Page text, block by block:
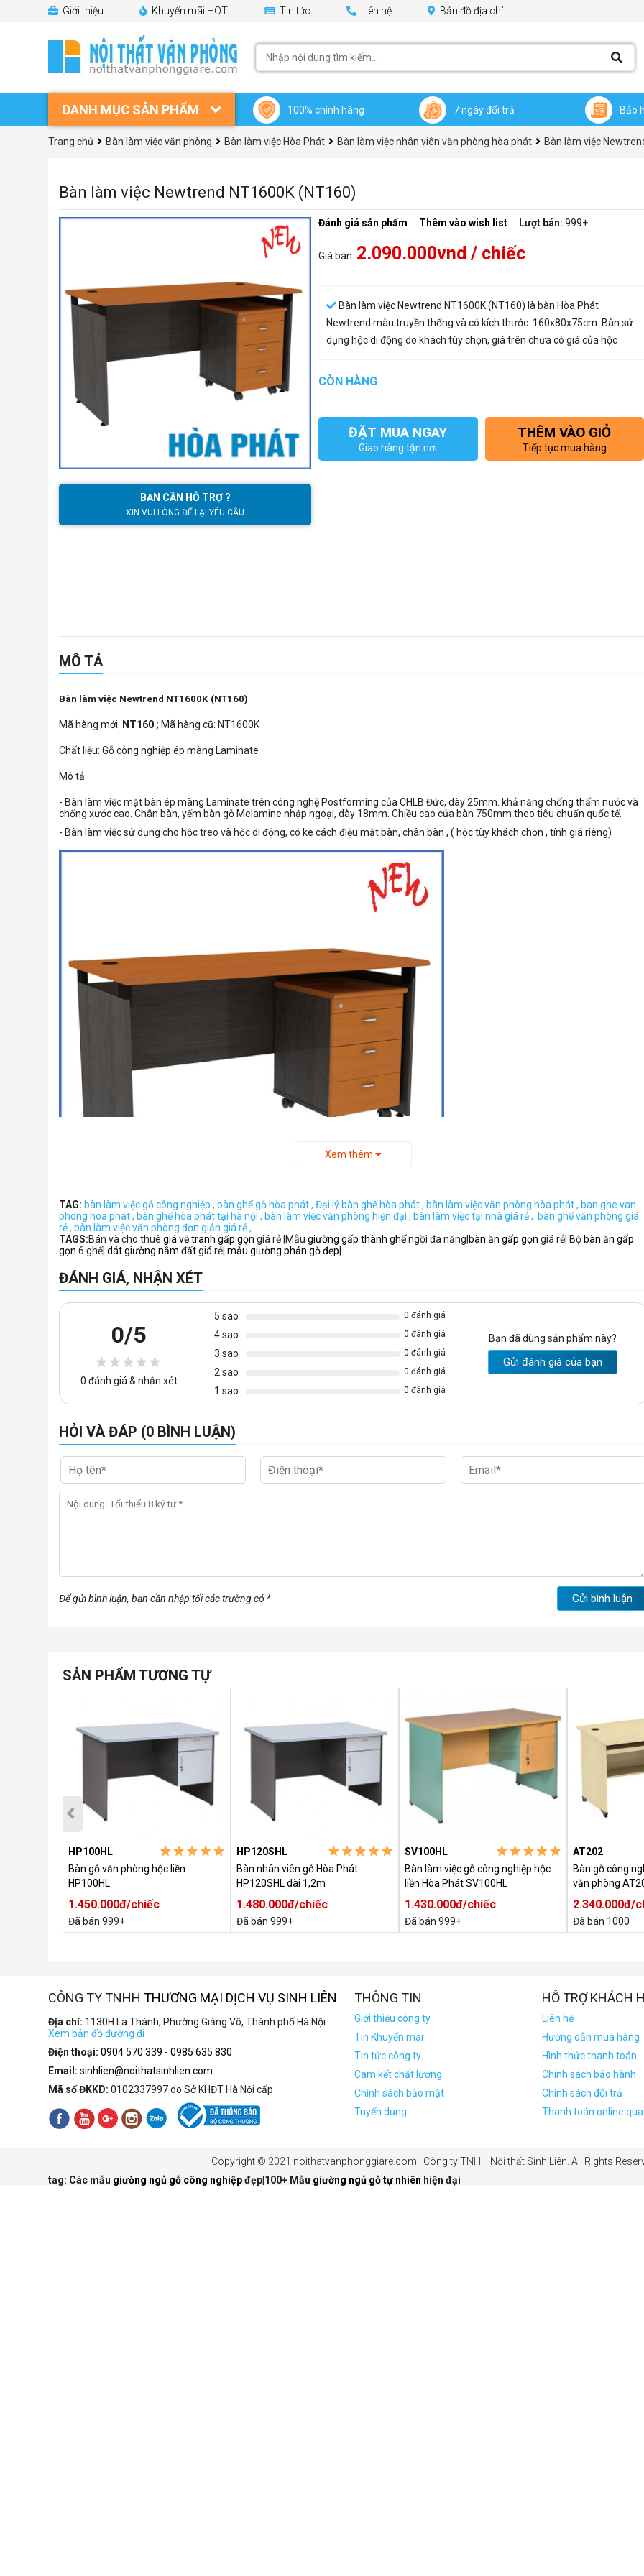
Giới thiệu Khuyến mãi HOT Tin tức Liên hệ Bản đồ địa chỉ
DANH MỤC SẢN PHẨM 100% chính hãng 7 ngày đổi trả Bảo
Trang chủ Bàn làm việc văn phòng Bàn làm việc Hòa Phát Bàn làm việc nhân viên văn phòng hòa phát Bàn làm việc
Bàn làm việc Newtrend NT1600K (NT160)
BẠN CẦN HỖ TRỢ ?
XIN VUI LÒNG ĐỂ LẠI YÊU CẦU
Đánh giá sản phẩm Thêm vào wish list Lượt bán: 999+
Giá bán: 2.090.000vnd / chiếc
Bàn làm việc Newtrend NT1600K (NT160) là bàn Hòa Phát
Newtrend màu truyền thống và có kích thước: 160x80x75cm. Bàn sử
dụng hộc di động do khách tùy chọn, giá trên chưa có giá của hộc
CÒN HÀNG
ĐẶT MUA NGAY
Giao hàng tận nơi
THÊM VÀO GIỎ
Tiếp tục mua hàng
MÔ TẢ
Bàn làm việc Newtrend NT1600K (NT160)
Mã hàng mới: NT160 ; Mã hàng cũ: NT1600K
Chất liệu: Gỗ công nghiệp ép màng Laminate
Mô tả:
- Bàn làm việc mặt bàn ép màng Laminate trên công nghệ Postforming của CHLB Đức, dày 25mm. khả năng chống thấm nước và
chống xước cao. Chân bàn, yếm bàn gỗ Melamine nhập ngoại, dày 18mm. Chiều cao của bàn 750mm theo tiêu chuẩn quốc tế.
- Bàn làm việc sử dụng cho hộc treo và hộc di động, có ke cách điệu mặt bàn, chân bàn , ( hộc tùy khách chọn , tính giá riêng)
Màu sắc: Ghi, vàng (màu gỗ Newtrend truyền thống)
Kích thước: 1600x800x750mm
Nhà sản xuất: Hòa Phát
Tình trạng: Còn hàng
=> Khách hàng có thể tham khảo thêm các mẫu bàn làm việc nhân viên khác chúng tôi đang bán qua đường link
https://noithatvanphonggiare.com/ban-lam-viec-nhan-vien-van-phong-hoa-phat/c88.html
Xem thêm
TAG: bàn làm việc gỗ công nghiệp , bàn ghế gỗ hòa phát , Đại lý bàn ghế hòa phát , bàn làm việc văn phòng hòa phát , ban ghe van
phong hoa phat , bàn ghế hòa phát tại hà nội , bàn làm việc văn phòng hiện đại , bàn làm việc tại nhà giá rẻ , bàn ghế văn phòng giá
rẻ , bàn làm việc văn phòng đơn giản giá rẻ ,
TAGS:Bán và cho thuê giá vẽ tranh gấp gọn giá rẻ |Mẫu giường gấp thành ghếngồi đa năng| bàn ăn gấp gọn giá rẻ| Bộ bàn ăn gấp
gọn 6 ghế| dát giường nằm đấtgiá rẻ| mẫu giường phản gỗ đẹp
ĐÁNH GIÁ, NHẬN XÉT
0/5
0 đánh giá & nhận xét
5 sao 0 đánh giá
4 sao 0 đánh giá
3 sao 0 đánh giá
2 sao 0 đánh giá
1 sao 0 đánh giá
Bạn đã dùng sản phẩm này?
Gửi đánh giá của bạn
HỎI VÀ ĐÁP (0 BÌNH LUẬN)
Để gửi bình luận, bạn cần nhập tối các trường có * Gửi bình luận
SẢN PHẨM TƯƠNG TỰ
HP100HL
Bàn gỗ văn phòng hộc liền
HP100HL
1.450.000đ/chiếc
Đã bán 999+
HP120SHL
Bàn nhân viên gỗ Hòa Phát
HP120SHL dài 1,2m
1.480.000đ/chiếc
Đã bán 999+
SV100HL
Bàn làm việc gỗ công nghiệp hộc
liền Hòa Phát SV100HL
1.430.000đ/chiếc
Đã bán 999+
AT202
Bàn gỗ công
văn phòng
2.340.000đ/
Đã bán 1000
CÔNG TY TNHH THƯƠNG MẠI DỊCH VỤ SINH LIÊN
Địa chỉ: 1130H La Thành, Phường Giảng Võ, Thành phố Hà Nội
Xem bản đồ đường đi
Điện thoại: 0904 570 339 - 0985 635 830
Email: sinhlien@noithatsinhlien.com
Mã số ĐKKD: 0102337997 do Sở KHĐT Hà Nội cấp
THÔNG TIN
Giới thiệu công ty
Tin Khuyến mai
Tin tức công ty
Cam kết chất lượng
Chính sách bảo mật
Tuyển dụng
HỖ TRỢ KHÁCH
Liên hệ
Hướng dẫn mua hàng
Hình thức thanh toán
Chính sách bảo hành
Chính sách đổi trả
Thanh toán online
Copyright © 2021 noithatvanphonggiare.com | Công ty TNHH Nội thất Sinh Liên. All Rights
tag: Các mẫu giường ngủ gỗ công nghiệpđẹp|100+ Mẫu giường ngủ gỗ tự nhiên hiện đại